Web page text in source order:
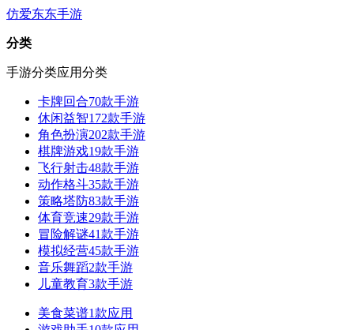
仿爱东东手游
分类
手游分类应用分类
卡牌回合70款手游
休闲益智172款手游
角色扮演202款手游
棋牌游戏19款手游
飞行射击48款手游
动作格斗35款手游
策略塔防83款手游
体育竞速29款手游
冒险解谜41款手游
模拟经营45款手游
音乐舞蹈2款手游
儿童教育3款手游
美食菜谱1款应用